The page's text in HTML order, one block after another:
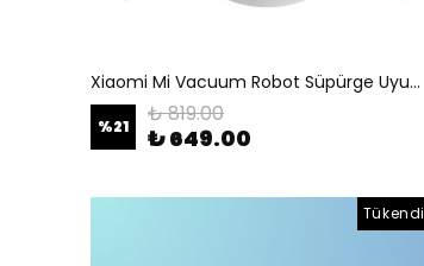
Xiaomi Mi Vacuum Robot Süpürge Uyumlu Şarj Sensörü
%21 ₺ 819.00
₺ 649.00
Tükendi